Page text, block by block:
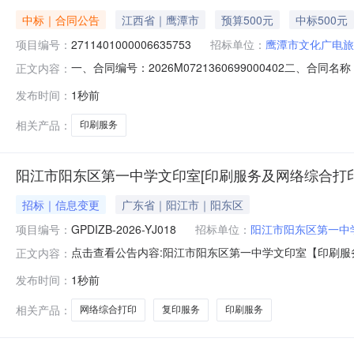
中标｜合同公告 江西省｜鹰潭市 预算500元
中标500元
项目编号： 2711401000006635753 招标单位： 鹰潭市文化广电
正文内容： 一、合同编号：2026M0721360699000402二、合同名
鹰潭市月湖区经济技术开发区月湖路联系方式：
发布时间： 1秒前
相关产品：
印刷服务
阳江市阳东区第一中学文印室[印刷服务及网络综合
招标｜信息变更
广东省｜阳江市｜阳东区
项目编号： GPDIZB-2026-YJ018 招标单位： 阳江市阳东区第一中
正文内容： 点击查看公告内容:阳江市阳东区第一中学文印室【印刷
发布时间： 1秒前
相关产品：
网络综合打印 复印服务 印刷服务